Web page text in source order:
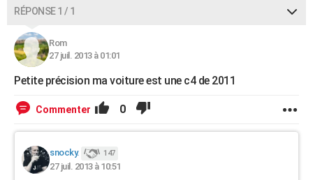
Carte de Noël
Carte Bonne année
Carte Saint-Valentin
Carte Pâques
Carte d'anniversaire
DICTIONNAIRE
Dictionnaire
Biographies
Citations
Expressions
Proverbes
PROGRAMME TV
AVIS DE DÉCÈS
Bricolage
Lifestyle
Culture
Sport
Auto
Television
Voyage
Cinema
RÉPONSE 1 / 1
Rom
27 juil. 2013 à 01:01
Petite précision ma voiture est une c4 de 2011
Commenter 0
snocky. 147
27 juil. 2013 à 10:51